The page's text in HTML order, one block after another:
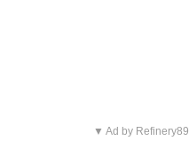
▼ Ad by Refinery89